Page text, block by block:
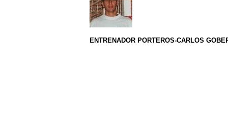
ENTRENADOR PORTEROS-CARLOS